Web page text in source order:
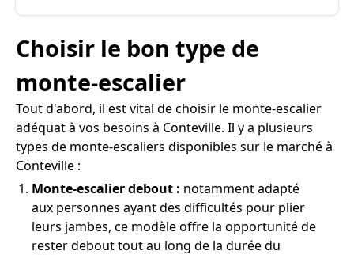
Choisir le bon type de
monte-escalier
Tout d'abord, il est vital de choisir le monte-escalier
adéquat à vos besoins à Conteville. Il y a plusieurs
types de monte-escaliers disponibles sur le marché à
Conteville :
Monte-escalier debout : notamment adapté
aux personnes ayant des difficultés pour plier
leurs jambes, ce modèle offre la opportunité de
rester debout tout au long de la durée du